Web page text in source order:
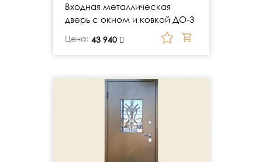
Входная металлическая
дверь с окном и ковкой ДО-3
Цена: 43 940
руб.